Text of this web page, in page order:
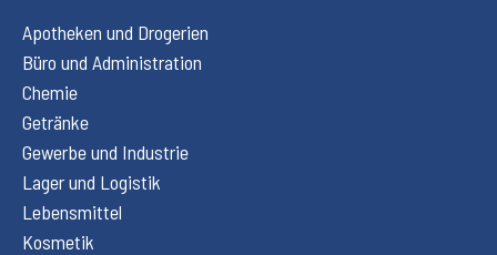
Apotheken und Drogerien
Büro und Administration
Chemie
Getränke
Gewerbe und Industrie
Lager und Logistik
Lebensmittel
Kosmetik